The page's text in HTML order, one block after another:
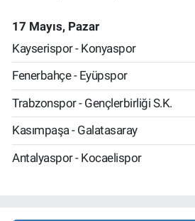
17 Mayıs, Pazar
Kayserispor - Konyaspor
Fenerbahçe - Eyüpspor
Trabzonspor - Gençlerbirliği S.K.
Kasımpaşa - Galatasaray
Antalyaspor - Kocaelispor